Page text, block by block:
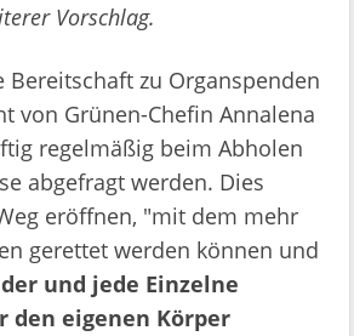
Vorschlag.
Bereitschaft zu Organspenden
von Grünen-Chefin Annalena
regelmäßig beim Abholen
abgefragt werden. Dies
eröffnen, "mit dem mehr
gerettet werden können und
und jede Einzelne
den eigenen Körper